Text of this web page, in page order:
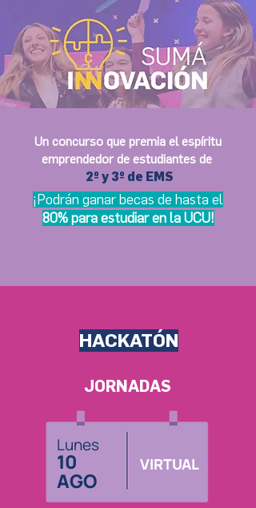
Un concurso que premia el espíritu
emprendedor de estudiantes de
2º y 3º de EMS
¡Podrán ganar becas de hasta el
80% para estudiar en la UCU!
HACKATÓN
JORNADAS
VIRTUAL
Lunes
10
AGO